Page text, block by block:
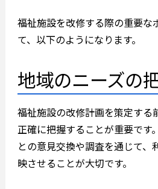
福祉施設を改修する際の重要な
て、以下のようになります。
地域のニーズの
福祉施設の改修計画を策定する
正確に把握することが重要です
との意見交換や調査を通じて、
映させることが大切です。